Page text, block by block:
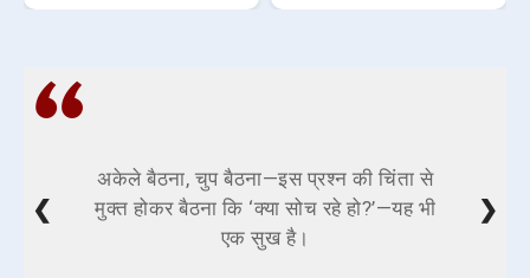
अकेले बैठना, चुप बैठना—इस प्रश्न की चिंता से
मुक्त होकर बैठना कि ‘क्या सोच रहे हो?’—यह भी
एक सुख है।
❮ ❯